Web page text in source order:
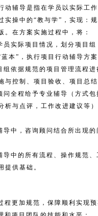
辅导是指在学员以实际工作
实操中的“教与学”，实现：
。在方案实施过程中，将：
际项目情况，划分项目组
本”，执行项目行动辅导方
据规范的项目管理流程进
与控制、项目验收、项目总
程给予专业辅导（方式包
析与点评，工作改进建议等
，咨询顾问结合所出现的
的所有流程、操作规范、
提供基础。
程更加规范，保障顺利实现